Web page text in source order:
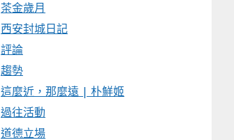
茶金歲月
西安封城日記
評論
趨勢
這麼近，那麼遠 | 朴鮮姬
過往活動
道德立場